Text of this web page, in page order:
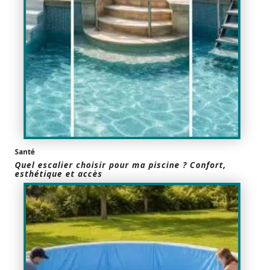
Santé
Quel escalier choisir pour ma piscine ? Confort,
esthétique et accès